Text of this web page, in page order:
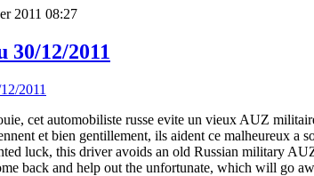
2011 08:27
30/12/2011
cet automobiliste russe evite un vieux AUZ
et bien gentillement, ils aident ce malheureux a
luck, this driver avoids an old Russian military
back and help out the unfortunate, which will go